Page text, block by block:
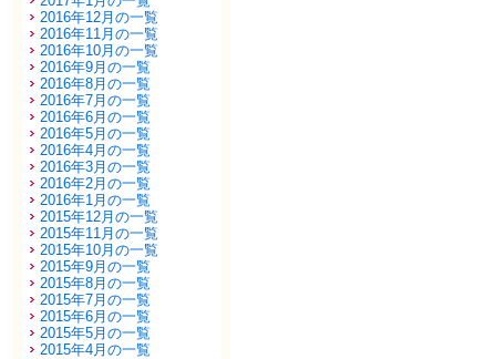
2016年12月の一覧
2016年11月の一覧
2016年10月の一覧
2016年9月の一覧
2016年8月の一覧
2016年7月の一覧
2016年6月の一覧
2016年5月の一覧
2016年4月の一覧
2016年3月の一覧
2016年2月の一覧
2016年1月の一覧
2015年12月の一覧
2015年11月の一覧
2015年10月の一覧
2015年9月の一覧
2015年8月の一覧
2015年7月の一覧
2015年6月の一覧
2015年5月の一覧
2015年4月の一覧